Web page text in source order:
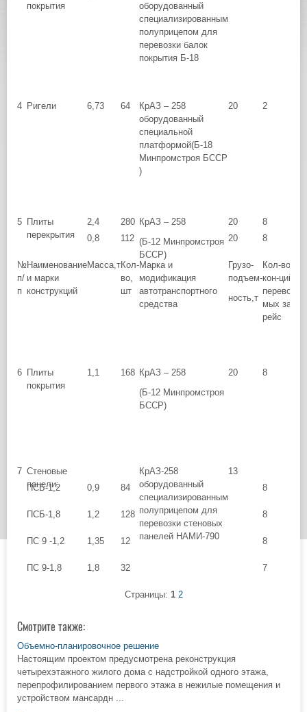
покрытия
оборудованный
специализированным
полуприцепом для
перевозки балок
покрытия Б-18
4 Ригели 6,73 64
КрАЗ – 258
оборудованный
специальной
платформой(Б-18
Минпромстроя БССР
)
20 2
5 Плиты
перекрытия
2,4 280 КрАЗ – 258
(Б-12 Минпромстроя
БССР)
20 8
0,8
112 20 8
№
п/
п
Наименование
и марки
конструкций
Масса,тКол-
во,
шт
Марка и
модификация
автотранспортного
средства
Грузо-
подъем-
ность,т
Кол-во
кон-ций,
перевози-
мых за 1
рейс
6 Плиты
покрытия
1,1 168 КрАЗ – 258
(Б-12 Минпромстроя
БССР)
20 8
7 Стеновые
панели:
КрАЗ-258
оборудованный
специализированным
полуприцепом для
перевозки стеновых
панелей НАМИ-790
13
ПСБ-1,2
0,9 84 8
ПСБ-1,8 1,2 128 8
ПС 9 -1,2 1,35 12 8
ПС 9-1,8 1,8 32 7
Страницы: 1 2
Смотрите также:
Объемно-планировочное решение
Настоящим проектом предусмотрена реконструкция
четырехэтажного жилого дома с надстройкой одного этажа,
перепрофилированием первого этажа в нежилые помещения и
устройством мансардн ...